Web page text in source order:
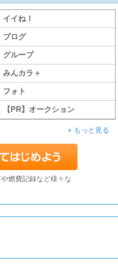
イイね！
ブログ
グループ
みんカラ＋
フォト
【PR】オークション
もっと見る
燃費記録など様々な